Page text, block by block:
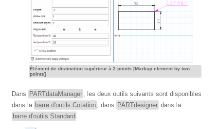
Élément de distinction supérieur à 2 points [Markup element by two
points]
Dans PARTdataManager , les deux outils suivants sont disponibles
dans la barre d'outils Cotation , dans PARTdesigner dans la
barre d'outils Standard .